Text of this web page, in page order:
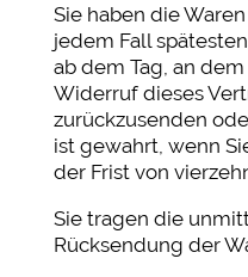
Sie haben die
jedem Fall
ab dem Tag, an
Widerruf dieses
zurückzusenden
ist gewahrt, wenn
der Frist von
Sie tragen die
Rücksendung der